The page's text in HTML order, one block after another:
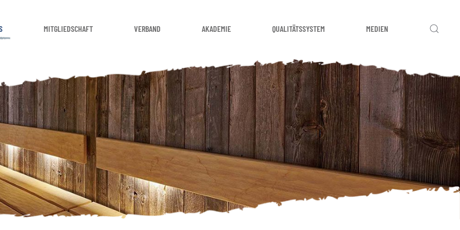
MITGLIEDSCHAFT VERBAND AKADEMIE QUALITÄTSSYSTEM MEDIEN